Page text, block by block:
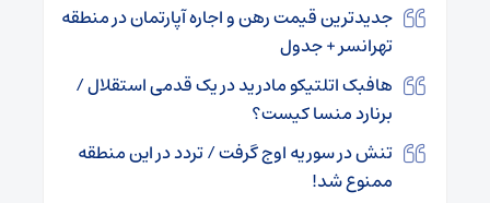
جدیدترین قیمت رهن و اجاره آپارتمان در منطقه
تهرانسر + جدول
هافبک اتلتیکو مادرید در یک قدمی استقلال /
برنارد منسا کیست؟
تنش در سوریه اوج گرفت / تردد در این منطقه
ممنوع شد!